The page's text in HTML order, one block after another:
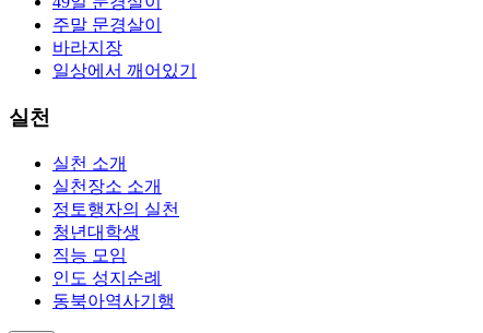
주말 문경살이
바라지장
일상에서 깨어있기
실천
실천 소개
실천장소 소개
정토행자의 실천
청년대학생
직능 모임
인도 성지순례
동북아역사기행